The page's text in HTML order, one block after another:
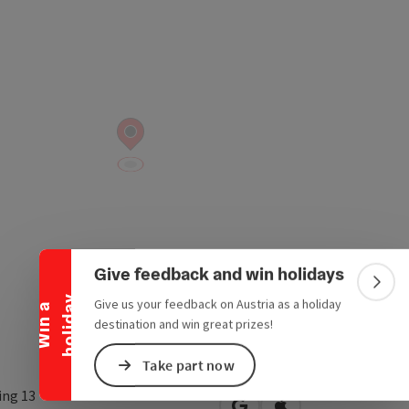
W
i
n
a
h
o
l
i
d
a y
Collapse banner Give feedback and win holidays
Give us your feedback on Austria as a holiday
destination and win great prizes!
Take part now
13